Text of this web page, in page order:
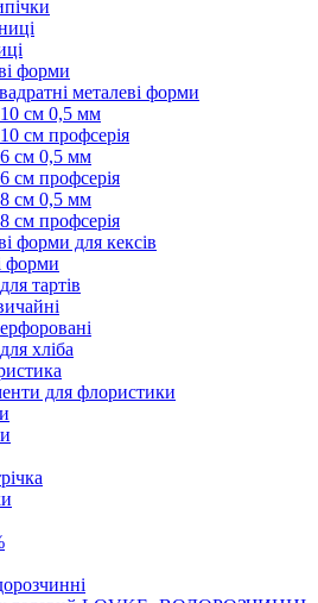
форми
металеві форми
см 0,5 мм
см профсерія
см 0,5 мм
см профсерія
см 0,5 мм
см профсерія
форми для кексів
форми
тартів
хліба
для флористики